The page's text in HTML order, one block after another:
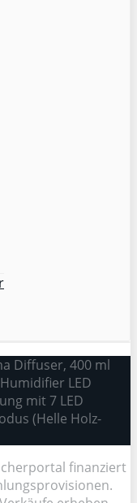
Diffuser, 400 ml
LED
mit 7 LED
(Helle Holz-
finanziert